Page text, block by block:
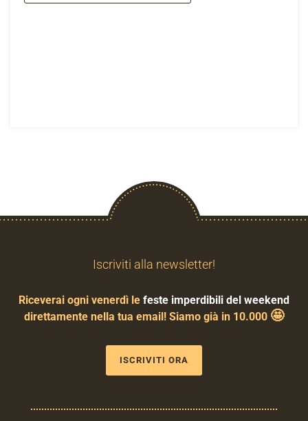
Iscriviti alla newsletter!
Riceverai ogni venerdì le feste imperdibili del weekend
direttamente nella tua email! Siamo già in 10.000 🤩
ISCRIVITI ORA